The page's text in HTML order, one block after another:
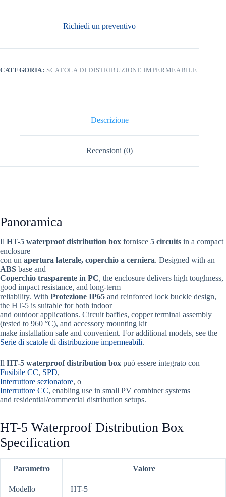
Richiedi un preventivo
CATEGORIA: SCATOLA DI DISTRIBUZIONE IMPERMEABILE
Descrizione
Recensioni (0)
Panoramica
Il HT-5 waterproof distribution box fornisce 5 circuits in a compact
enclosure
con un apertura laterale, coperchio a cerniera. Designed with an
ABS base and
Coperchio trasparente in PC, the enclosure delivers high toughness,
good impact resistance, and long-term
reliability. With Protezione IP65 and reinforced lock buckle design,
the HT-5 is suitable for both indoor
and outdoor applications. Circuit baffles, copper terminal assembly
(tested to 960 °C), and accessory mounting kit
make installation safe and convenient. For additional models, see the
Serie di scatole di distribuzione impermeabili.
Il HT-5 waterproof distribution box può essere integrato con
Fusibile CC, SPD,
Interruttore sezionatore, o
Interruttore CC, enabling use in small PV combiner systems
and residential/commercial distribution setups.
HT-5 Waterproof Distribution Box
Specification
Parametro Valore
Modello HT-5